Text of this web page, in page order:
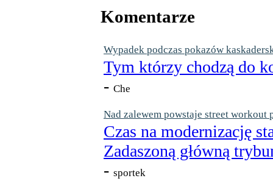
Komentarze
Wypadek podczas pokazów
Tym którzy chodzą do
- Che
Nad zalewem powstaje street workout
Czas na modernizację
Zadaszoną główną
- sportek